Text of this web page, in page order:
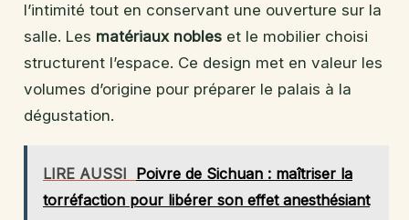
l’intimité tout en conservant une ouverture sur la
salle. Les matériaux nobles et le mobilier choisi
structurent l’espace. Ce design met en valeur les
volumes d’origine pour préparer le palais à la
dégustation.
LIRE AUSSI Poivre de Sichuan : maîtriser la
torréfaction pour libérer son effet anesthésiant